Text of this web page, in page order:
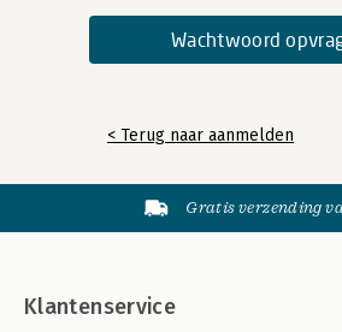
< Terug naar aanmelden
Gratis verzending
Klantenservice